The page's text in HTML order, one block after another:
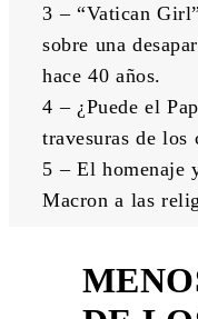
3 – “Vatican
sobre una
hace 40 años.
4 – ¿Puede el
travesuras de los
5 – El homenaje
Macron a las